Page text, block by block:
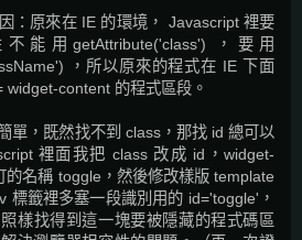
：原來在 IE 的環境， Javascript 裡要
能用getAttribute('class') ，要用
，所以原來的程式在 IE 下面
widget-content 的程式區段。
單，既然找不到 class，那找 id 總可以
裡面我把 class 改成 id，widget-
的名稱 toggle，然後修改樣版 template
標籤裡多塞一段識別用的 id='toggle'，
樣找得到這一塊要被隱藏的程式碼區